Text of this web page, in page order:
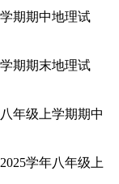
期期中地理试
期期末地理试
年级上学期期中
学年八年级上